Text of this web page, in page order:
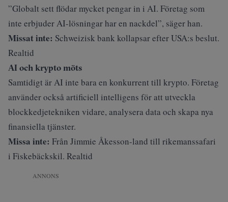
”Globalt sett flödar mycket pengar in i AI. Företag som
inte erbjuder AI-lösningar har en nackdel”, säger han.
Missat inte: Schweizisk bank kollapsar efter USA:s beslut.
Realtid
AI och krypto möts
Samtidigt är AI inte bara en konkurrent till krypto. Företag
använder också artificiell intelligens för att utveckla
blockkedjetekniken vidare, analysera data och skapa nya
finansiella tjänster.
Missa inte: Från Jimmie Åkesson-land till rikemanssafari
i Fiskebäckskil. Realtid
ANNONS